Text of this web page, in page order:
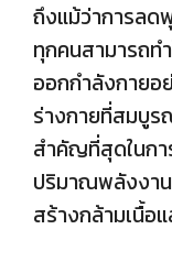
ถึงแม้ว่าการลด
ทุกคนสามารถท
ออกกำลังกายอ
ร่างกายที่สมบู
สำคัญที่สุดในก
ปริมาณพลังงาน
สร้างกล้ามเนื้อ